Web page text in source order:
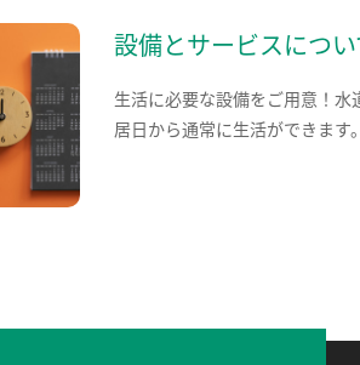
設備とサービスについ
生活に必要な設備をご用意！
居日から通常に生活ができます。